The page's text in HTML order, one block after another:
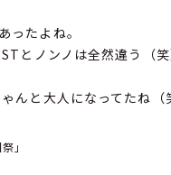
たよね。
とノンノは全然違う（笑
んと大人になってたね（
」